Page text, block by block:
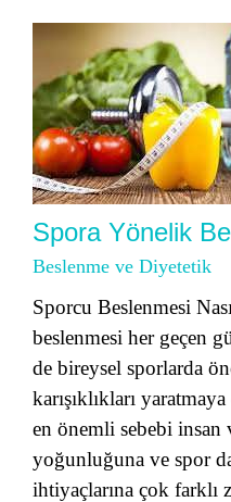
Spora Yönelik
Beslenme ve Diyetetik
Sporcu Beslenmesi
beslenmesi her geçen
de bireysel sporlarda
karışıklıkları
en önemli sebebi insan
yoğunluğuna ve spor
ihtiyaçlarına çok farklı